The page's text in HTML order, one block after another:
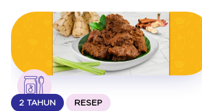
2 TAHUN RESEP